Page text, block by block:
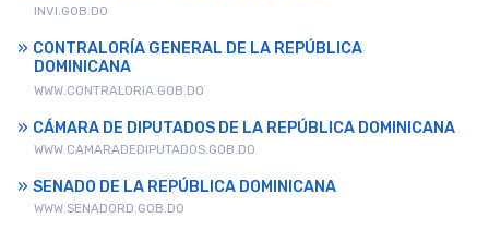
INVI.GOB.DO
CONTRALORÍA GENERAL DE LA REPÚBLICA
DOMINICANA
WWW.CONTRALORIA.GOB.DO
CÁMARA DE DIPUTADOS DE LA REPÚBLICA DOMINICANA
WWW.CAMARADEDIPUTADOS.GOB.DO
SENADO DE LA REPÚBLICA DOMINICANA
WWW.SENADORD.GOB.DO